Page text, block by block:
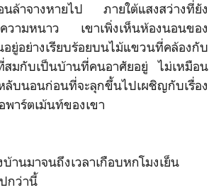
นล้าจางหายไป ภายใต้แสงสว่างที่ยัง
ความหนาว เขาเพิ่งเห็นห้องนอนของ
ยู่อย่างเรียบร้อยบนไม้แขวนที่คล้องกับ
มกับเป็นบ้านที่คนอาศัยอยู่ ไม่เหมือน
นอนก่อนที่จะลุกขึ้นไปเผชิญกับเรื่อง
พาร์ตเม้นท์ของเขา
านมาจนถึงเวลาเกือบหกโมงเย็น
กว่านี้